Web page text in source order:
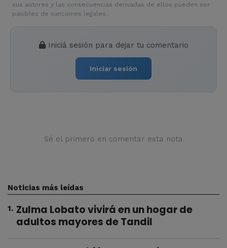
sus autores y las consecuencias derivadas de ellos pueden ser
pasibles de sanciones legales.
Iniciá sesión para dejar tu comentario
Iniciar sesión
Sé el primero en comentar esta nota
Noticias más leídas
1. Zulma Lobato vivirá en un hogar de
adultos mayores de Tandil